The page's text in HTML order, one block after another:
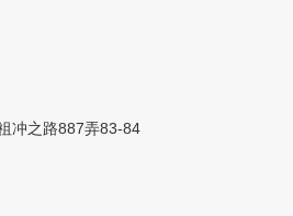
冲之路887弄83-84